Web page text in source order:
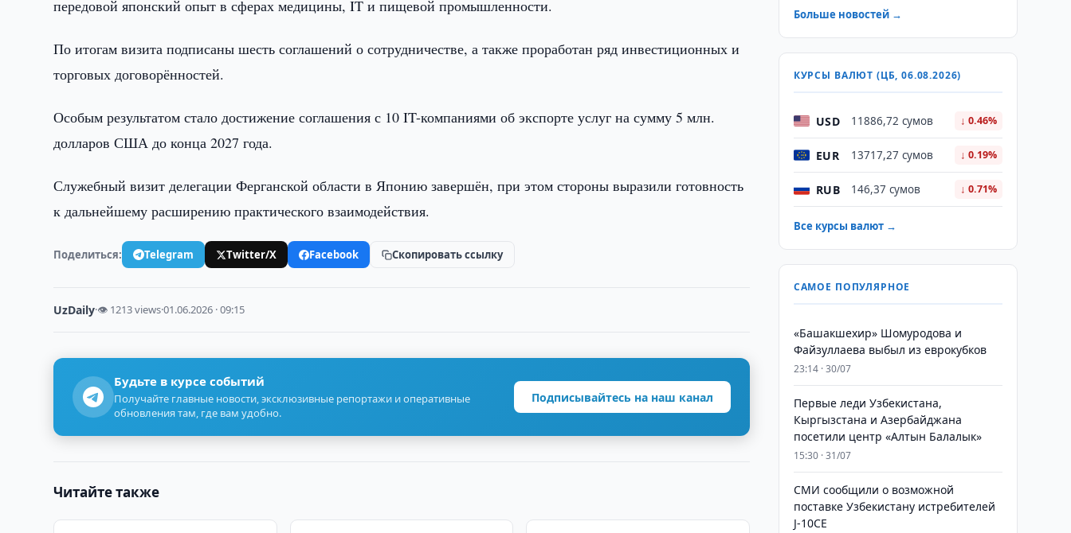
передовой японский опыт в сферах медицины, IT и пищевой промышленности.
По итогам визита подписаны шесть соглашений о сотрудничестве, а также проработан ряд инвестиционных и
торговых договорённостей.
Особым результатом стало достижение соглашения с 10 IT-компаниями об экспорте услуг на сумму 5 млн.
долларов США до конца 2027 года.
Служебный визит делегации Ферганской области в Японию завершён, при этом стороны выразили готовность
к дальнейшему расширению практического взаимодействия.
Поделиться: Telegram Twitter/X Facebook Скопировать ссылку
UzDaily·👁 1213 views·01.06.2026 · 09:15
Будьте в курсе событий
Получайте главные новости, эксклюзивные репортажи и оперативные
обновления там, где вам удобно.
Подписывайтесь на наш канал
Читайте также
Больше новостей →
КУРСЫ ВАЛЮТ (ЦБ, 06.08.2026)
USD 11886,72 сумов ↓ 0.46%
EUR 13717,27 сумов ↓ 0.19%
RUB 146,37 сумов ↓ 0.71%
Все курсы валют →
САМОЕ ПОПУЛЯРНОЕ
«Башакшехир» Шомуродова и
Файзуллаева выбыл из еврокубков
23:14 · 30/07
Первые леди Узбекистана,
Кыргызстана и Азербайджана
посетили центр «Алтын Балалык»
15:30 · 31/07
СМИ сообщили о возможной
поставке Узбекистану истребителей
J-10CE